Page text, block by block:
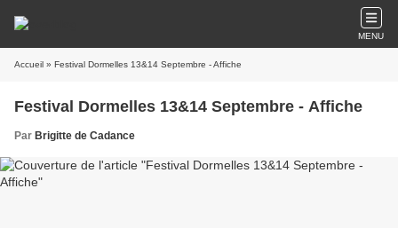
MENU
Accueil » Festival Dormelles 13&14 Septembre - Affiche
Festival Dormelles 13&14 Septembre - Affiche
Par Brigitte de Cadance